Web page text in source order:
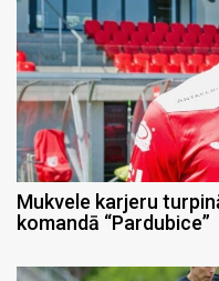
Mukvele karjeru
komandā “Pardubice”